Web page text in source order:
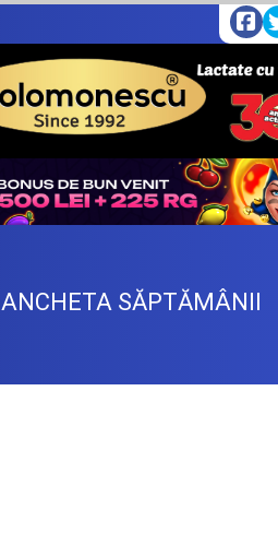
ANCHETA SĂPTĂMÂNII